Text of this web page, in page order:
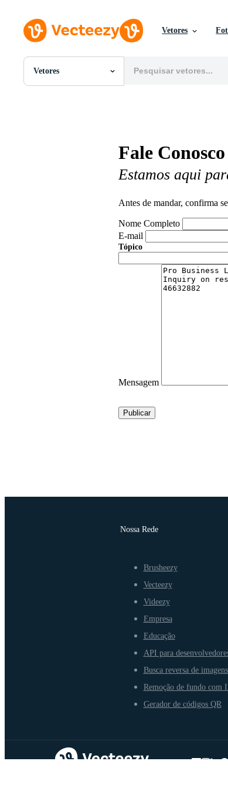
Vetores
Vetores
Todas Imagens
Fale Conosco
Estamos aqui
Antes de mandar, confirma
Nome Completo
E-mail
Tópico
Mensagem
Publicar
Nossa Rede
Brusheezy
Vecteezy
Videezy
Empresa
Educação
API para
Busca reversa de
Remoção de fundo com
Gerador de códigos QR